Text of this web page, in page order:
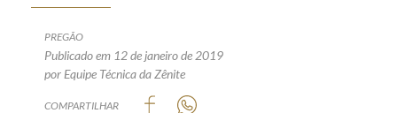
Produtos e serviços
PREGÃO
Publicado em 12 de janeiro de 2019
por Equipe Técnica da Zênite
COMPARTILHAR